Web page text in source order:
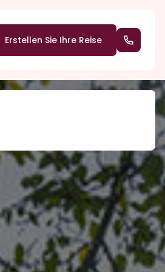
Erstellen Sie Ihre Reise (+352)